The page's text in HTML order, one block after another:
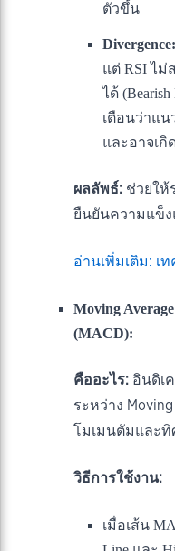
ตัวขึ้น
Divergence:
แต่ RSI ไม่
ได้
เตือนว่าแ
และอาจเกิ
ผลลัพธ์: ช่วยให้
ยืนยันความแข็
อ่านเพิ่มเติม: เ
Moving
(MACD):
คืออะไร: อินดิเ
ระหว่าง
โมเมนตัมและ
วิธีการใช้งาน:
เมื่อเส้น